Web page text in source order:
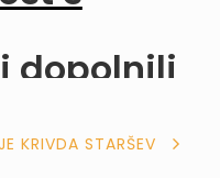
dopolnili
KRIVDA STARŠEV